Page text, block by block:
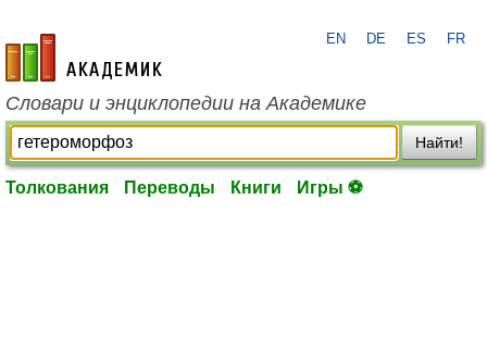
academic.ru
EN DE ES FR
Словари и энциклопедии на Академике
Найти!
Толкования Переводы Книги Игры ⚽